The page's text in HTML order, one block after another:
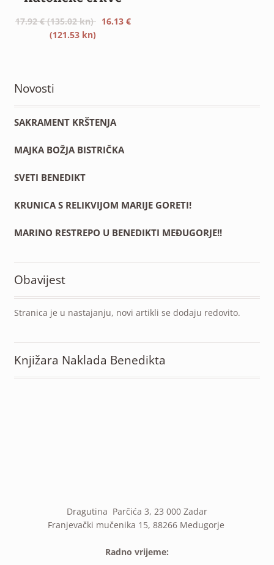
17.92€ (135.02 kn)Izvorna
cijena
16.13 €
(121.53 kn)Trenutna
Novosti
SAKRAMENT KRŠTENJA
MAJKA BOŽJA BISTRIČKA
SVETI BENEDIKT
KRUNICA S RELIKVIJOM MARIJE GORETI!
MARINO RESTREPO U BENEDIKTI MEĐUGORJE!!
Obavijest
Stranica je u nastajanju, novi artikli se dodaju redovito.
Knjižara Naklada Benedikta
Dragutina Parčića 3, 23 000 Zadar
Franjevački mučenika 15, 88266 Medugorje
Radno vrijeme: